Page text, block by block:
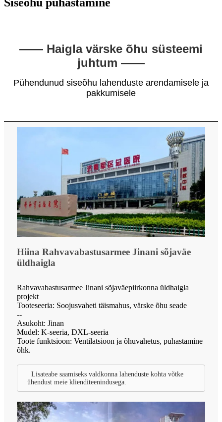
—— Haigla värske õhu süsteemi
juhtum ——
Pühendunud siseõhu lahenduste arendamisele ja
pakkumisele
Hiina Rahvavabastusarmee Jinani sõjaväe
üldhaigla
Rahvavabastusarmee Jinani sõjaväepiirkonna üldhaigla
projekt
Tooteseeria: Soojusvaheti täismahus, värske õhu seade
--
Asukoht: Jinan
Mudel: K-seeria, DXL-seeria
Toote funktsioon: Ventilatsioon ja õhuvahetus, puhastamine
õhk.
Lisateabe saamiseks valdkonna lahenduste kohta võtke
ühendust meie klienditeenindusega.